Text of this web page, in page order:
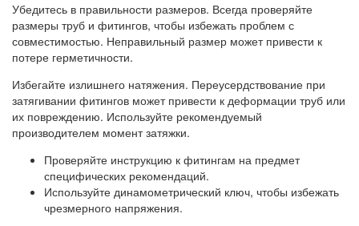
Убедитесь в правильности размеров. Всегда проверяйте
размеры труб и фитингов, чтобы избежать проблем с
совместимостью. Неправильный размер может привести к
потере герметичности.
Избегайте излишнего натяжения. Переусердствование при
затягивании фитингов может привести к деформации труб или
их повреждению. Используйте рекомендуемый
производителем момент затяжки.
Проверяйте инструкцию к фитингам на предмет
специфических рекомендаций.
Используйте динамометрический ключ, чтобы избежать
чрезмерного напряжения.